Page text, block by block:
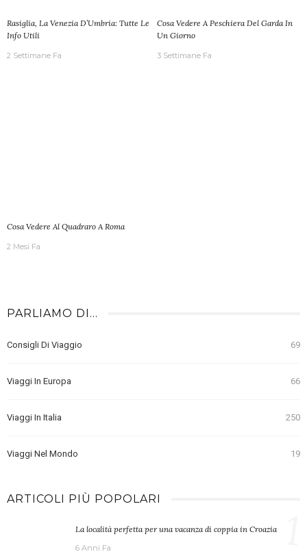
Rasiglia, La Venezia D’Umbria: Tutte Le
Info Utili
2 Settimane Fa
Cosa Vedere A Peschiera Del Garda In
Un Giorno
3 Settimane Fa
Cosa Vedere Al Quadraro A Roma
2 Mesi Fa
PARLIAMO DI…
Consigli Di Viaggio 69
Viaggi In Europa 66
Viaggi In Italia 250
Viaggi Nel Mondo 19
ARTICOLI PIÙ POPOLARI
La località perfetta per una vacanza di coppia in Croazia
6 Anni Fa